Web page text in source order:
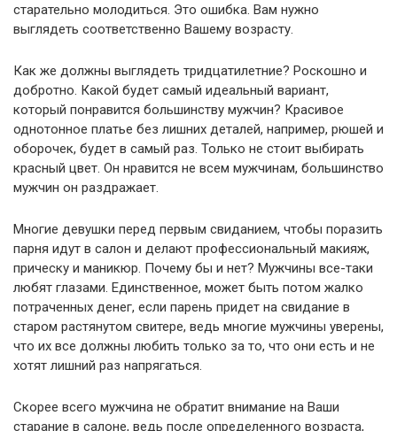
старательно молодиться. Это ошибка. Вам нужно
выглядеть соответственно Вашему возрасту.
Как же должны выглядеть тридцатилетние? Роскошно и
добротно. Какой будет самый идеальный вариант,
который понравится большинству мужчин? Красивое
однотонное платье без лишних деталей, например, рюшей и
оборочек, будет в самый раз. Только не стоит выбирать
красный цвет. Он нравится не всем мужчинам, большинство
мужчин он раздражает.
Многие девушки перед первым свиданием, чтобы поразить
парня идут в салон и делают профессиональный макияж,
прическу и маникюр. Почему бы и нет? Мужчины все-таки
любят глазами. Единственное, может быть потом жалко
потраченных денег, если парень придет на свидание в
старом растянутом свитере, ведь многие мужчины уверены,
что их все должны любить только за то, что они есть и не
хотят лишний раз напрягаться.
Скорее всего мужчина не обратит внимание на Ваши
старание в салоне, ведь после определенного возраста,